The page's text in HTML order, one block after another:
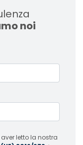
noi
letto la nostra